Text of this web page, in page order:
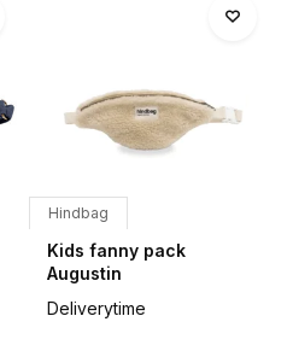
Hindbag
Kids fanny pack
Augustin
Deliverytime